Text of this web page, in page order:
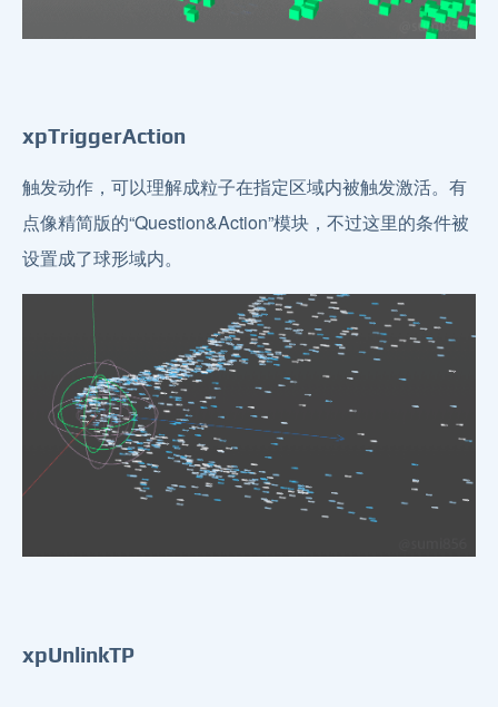
xpTriggerAction
触发动作，可以理解成粒子在指定区域内被触发激活。有
点像精简版的“Question&Action”模块，不过这里的条件被
设置成了球形域内。
xpUnlinkTP